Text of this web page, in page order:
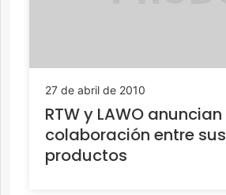
27 de abril de 2010
RTW y LAWO anuncian
colaboración entre sus
productos